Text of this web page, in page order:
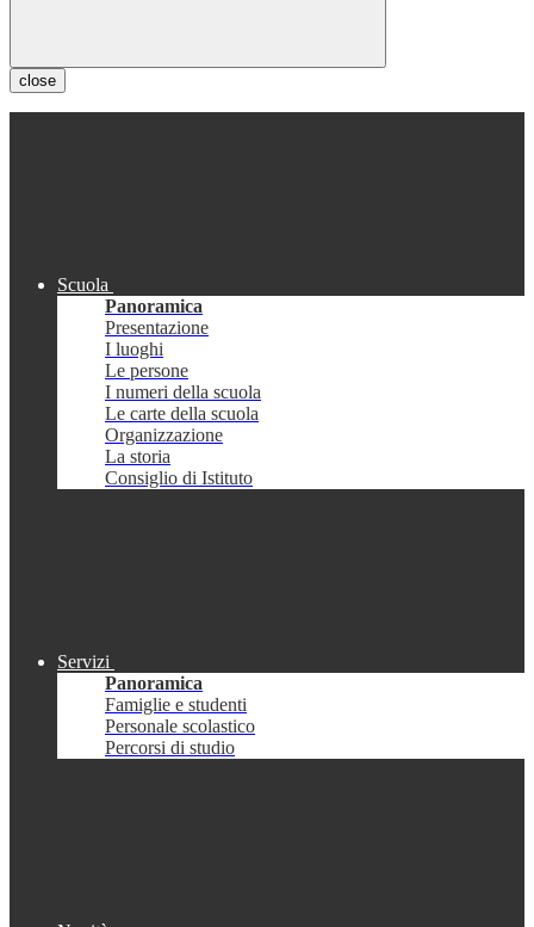
close
Scuola
Panoramica
Presentazione
I luoghi
Le persone
I numeri della scuola
Le carte della scuola
Organizzazione
La storia
Consiglio di Istituto
Servizi
Panoramica
Famiglie e studenti
Personale scolastico
Percorsi di studio